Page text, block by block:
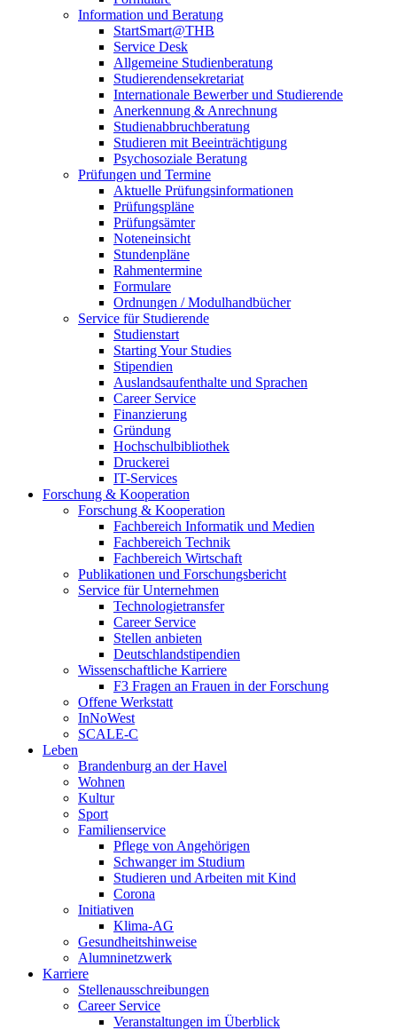
Information und Beratung
StartSmart@THB
Service Desk
Allgemeine Studienberatung
Studierendensekretariat
Internationale Bewerber und Studierende
Anerkennung & Anrechnung
Studienabbruchberatung
Studieren mit Beeinträchtigung
Psychosoziale Beratung
Prüfungen und Termine
Aktuelle Prüfungsinformationen
Prüfungspläne
Prüfungsämter
Noteneinsicht
Stundenpläne
Rahmentermine
Formulare
Ordnungen / Modulhandbücher
Service für Studierende
Studienstart
Starting Your Studies
Stipendien
Auslandsaufenthalte und Sprachen
Career Service
Finanzierung
Gründung
Hochschulbibliothek
Druckerei
IT-Services
Forschung & Kooperation
Forschung & Kooperation
Fachbereich Informatik und Medien
Fachbereich Technik
Fachbereich Wirtschaft
Publikationen und Forschungsbericht
Service für Unternehmen
Technologietransfer
Career Service
Stellen anbieten
Deutschlandstipendien
Wissenschaftliche Karriere
F3 Fragen an Frauen in der Forschung
Offene Werkstatt
InNoWest
SCALE-C
Leben
Brandenburg an der Havel
Wohnen
Kultur
Sport
Familienservice
Pflege von Angehörigen
Schwanger im Studium
Studieren und Arbeiten mit Kind
Corona
Initiativen
Klima-AG
Gesundheitshinweise
Alumninetzwerk
Karriere
Stellenausschreibungen
Career Service
Veranstaltungen im Überblick